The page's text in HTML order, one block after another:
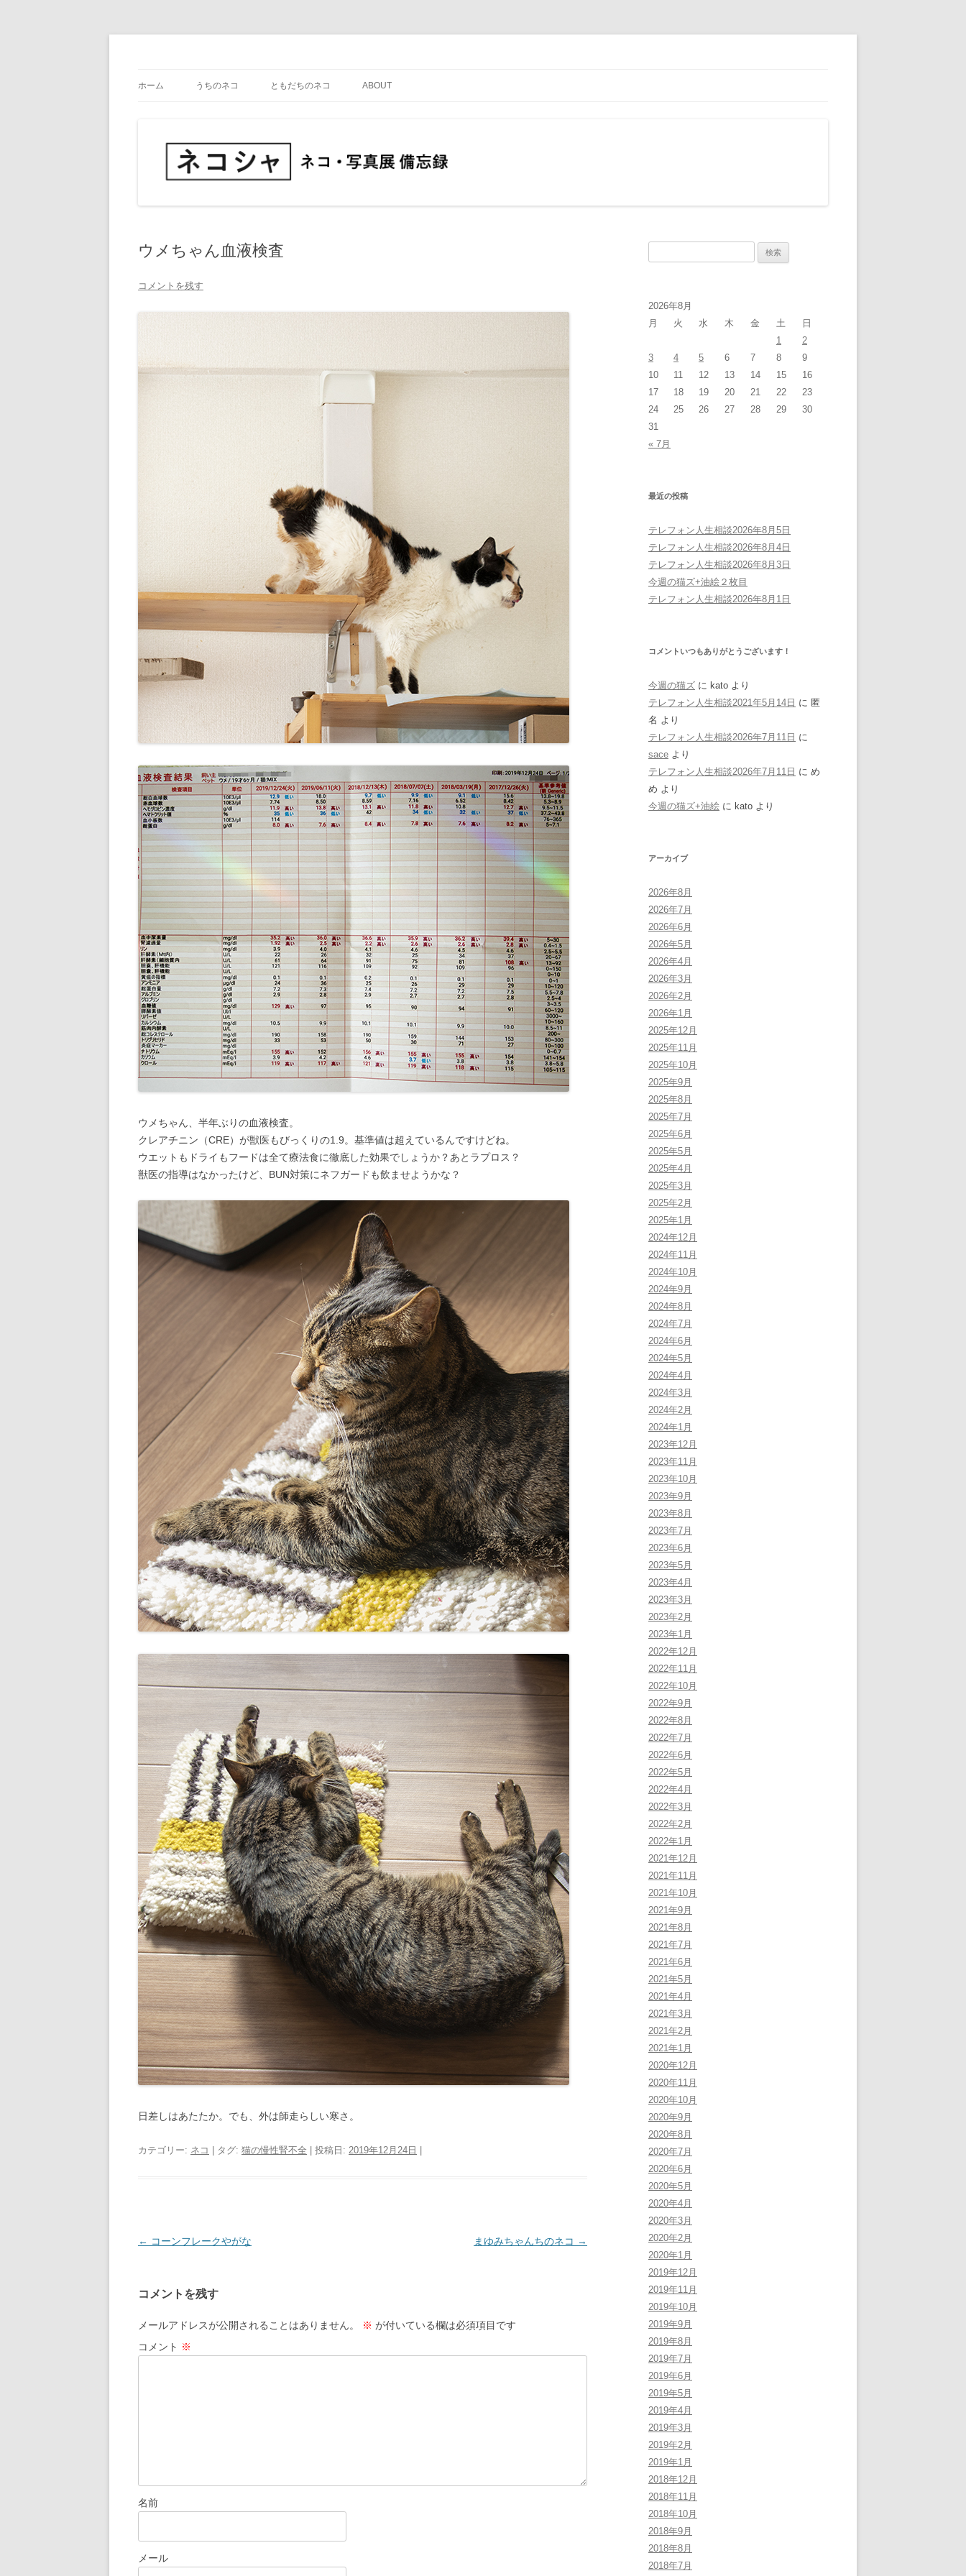
へ
ホーム うちのネコ ともだちのネコ ABOUT
ウメちゃん血液検査
コメントを残す
ウメちゃん、半年ぶりの血液検査。
クレアチニン（CRE）が獣医もびっくりの1.9。基準値は超えているんですけどね。
ウエットもドライもフードは全て療法食に徹底した効果でしょうか？あとラプロス？
獣医の指導はなかったけど、BUN対策にネフガードも飲ませようかな？
日差しはあたたか。でも、外は師走らしい寒さ。
カテゴリー: ネコ | タグ: 猫の慢性腎不全 | 投稿日: 2019年12月24日
投
ビ
ゲ
ー
← コーンフレークやがな まゆみちゃんちのネコ →
コメントを残す
メールアドレスが公開されることはありません。 ※ が付いている欄は必須項目です
コメント ※
名前
メール
2026年8月
月
火 水 木 金 土
日
1
2
3
4 5 6 7 8
9
10
11 12 13 14 15
16
17
18 19 20 21 22
23
24
25 26 27 28 29
30
31
« 7月
最近の投稿
テレフォン人生相談2026年8月5日
テレフォン人生相談2026年8月4日
テレフォン人生相談2026年8月3日
今週の猫ズ+油絵２枚目
テレフォン人生相談2026年8月1日
コメントいつもありがとうございます！
今週の猫ズ に kato より
テレフォン人生相談2021年5月14日 に 匿
名 より
テレフォン人生相談2026年7月11日 に
sace より
テレフォン人生相談2026年7月11日 に め
め より
今週の猫ズ+油絵 に kato より
アーカイブ
2026年8月
2026年7月
2026年6月
2026年5月
2026年4月
2026年3月
2026年2月
2026年1月
2025年12月
2025年11月
2025年10月
2025年9月
2025年8月
2025年7月
2025年6月
2025年5月
2025年4月
2025年3月
2025年2月
2025年1月
2024年12月
2024年11月
2024年10月
2024年9月
2024年8月
2024年7月
2024年6月
2024年5月
2024年4月
2024年3月
2024年2月
2024年1月
2023年12月
2023年11月
2023年10月
2023年9月
2023年8月
2023年7月
2023年6月
2023年5月
2023年4月
2023年3月
2023年2月
2023年1月
2022年12月
2022年11月
2022年10月
2022年9月
2022年8月
2022年7月
2022年6月
2022年5月
2022年4月
2022年3月
2022年2月
2022年1月
2021年12月
2021年11月
2021年10月
2021年9月
2021年8月
2021年7月
2021年6月
2021年5月
2021年4月
2021年3月
2021年2月
2021年1月
2020年12月
2020年11月
2020年10月
2020年9月
2020年8月
2020年7月
2020年6月
2020年5月
2020年4月
2020年3月
2020年2月
2020年1月
2019年12月
2019年11月
2019年10月
2019年9月
2019年8月
2019年7月
2019年6月
2019年5月
2019年4月
2019年3月
2019年2月
2019年1月
2018年12月
2018年11月
2018年10月
2018年9月
2018年8月
2018年7月